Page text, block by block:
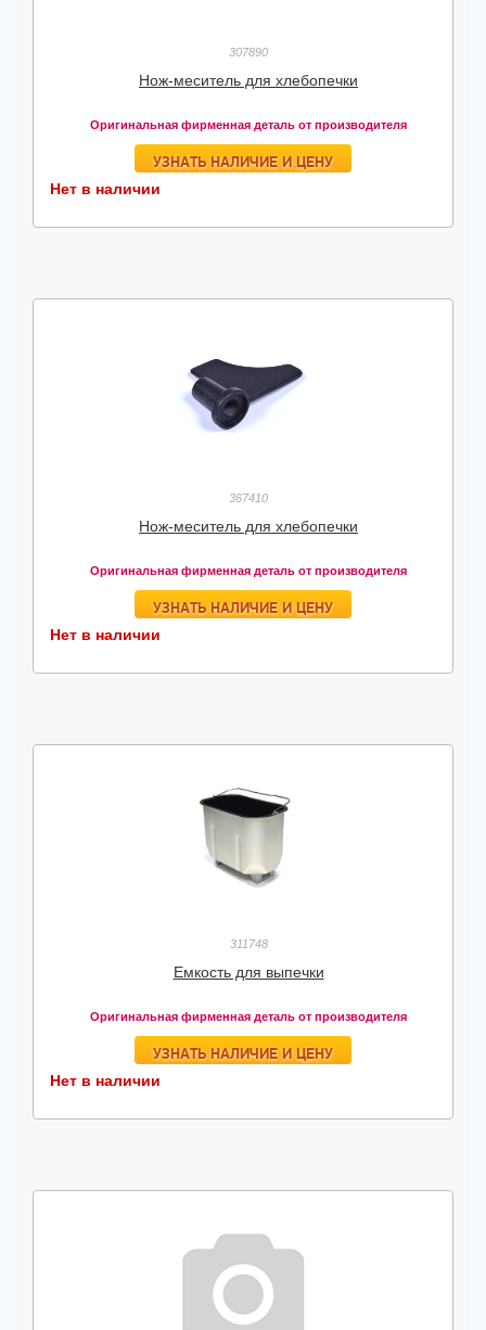
307890
Нож-меситель для хлебопечки
Оригинальная фирменная деталь от производителя
УЗНАТЬ НАЛИЧИЕ И ЦЕНУ
Нет в наличии
367410
Нож-меситель для хлебопечки
Оригинальная фирменная деталь от производителя
УЗНАТЬ НАЛИЧИЕ И ЦЕНУ
Нет в наличии
311748
Емкость для выпечки
Оригинальная фирменная деталь от производителя
УЗНАТЬ НАЛИЧИЕ И ЦЕНУ
Нет в наличии